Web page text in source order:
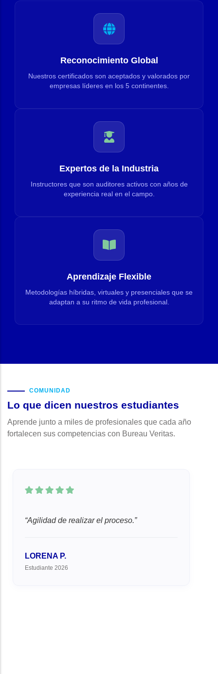
Reconocimiento Global
Nuestros certificados son aceptados y valorados por
empresas líderes en los 5 continentes.
Expertos de la Industria
Instructores que son auditores activos con años de
experiencia real en el campo.
Aprendizaje Flexible
Metodologías híbridas, virtuales y presenciales que se
adaptan a su ritmo de vida profesional.
COMUNIDAD
Lo que dicen nuestros estudiantes
Aprende junto a miles de profesionales que cada año
fortalecen sus competencias con Bureau Veritas.
Agilidad de realizar el proceso.
LORENA P.
Estudiante 2026